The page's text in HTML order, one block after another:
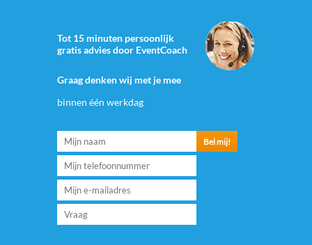
Tot 15 minuten persoonlijk
gratis advies door EventCoach
Graag denken wij met je mee
binnen één werkdag